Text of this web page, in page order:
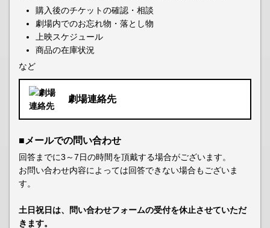
購入後のチケットの確認・相談
劇場内でのお忘れ物・落とし物
上映スケジュール
商品の在庫状況
など
劇場連絡先
■メールでの問い合わせ
回答までに3～7日の時間を頂戴する場合がございます。
お問い合わせ内容によっては回答できない場合もございま
す。
土日祝日は、問い合わせフォームの受付を休止させていただ
きます。